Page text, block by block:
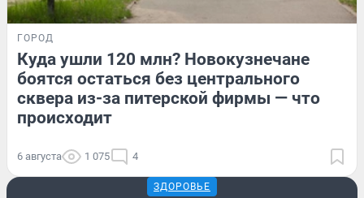
ГОРОД
Куда ушли 120 млн? Новокузнечане
боятся остаться без центрального
сквера из-за питерской фирмы — что
происходит
6 августа 1 075 4
ЗДОРОВЬЕ